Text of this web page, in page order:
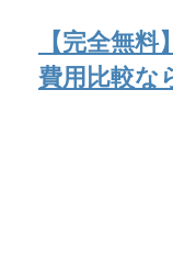
【完全無
費用比較な